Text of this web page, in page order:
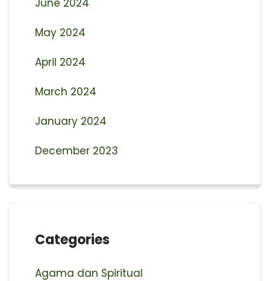
June 2024
May 2024
April 2024
March 2024
January 2024
December 2023
Categories
Agama dan Spiritual